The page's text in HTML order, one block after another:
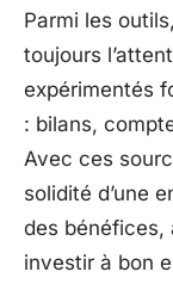
Parmi les
toujours
expérimentés
: bilans,
Avec ces
solidité d’une
des bénéfices,
investir à bon